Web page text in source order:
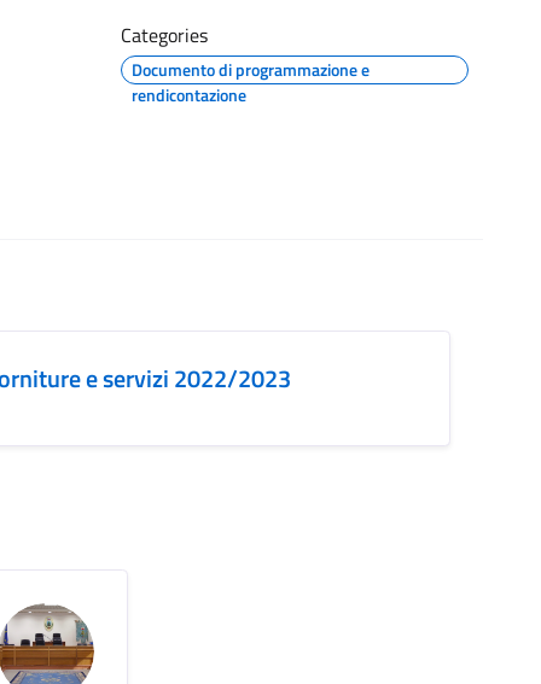
Categories
Documento di programmazione e
rendicontazione
e servizi 2022/2023